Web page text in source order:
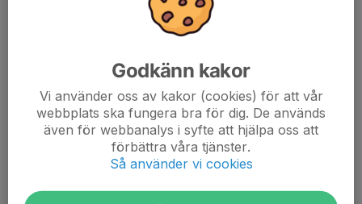
Godkänn kakor
Vi använder oss av kakor (cookies) för att vår
webbplats ska fungera bra för dig. De används
även för webbanalys i syfte att hjälpa oss att
förbättra våra tjänster.
Så använder vi cookies